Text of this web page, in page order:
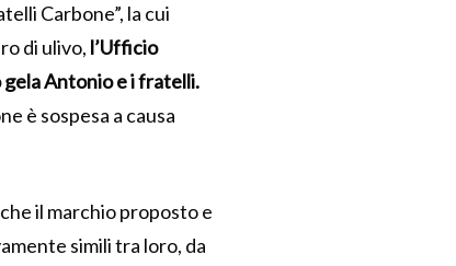
Carbone”, la cui
di ulivo, l’Ufficio
Antonio e i fratelli.
è sospesa a causa
il marchio proposto e
simili tra loro, da